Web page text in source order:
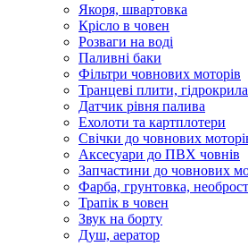
Якоря, швартовка
Крісло в човен
Розваги на воді
Паливні баки
Фільтри човнових моторів
Транцеві плити, гідрокрила
Датчик рівня палива
Ехолоти та картплотери
Cвічки до човнових
Аксесуари до ПВХ човнів
Запчастини до човнових
Фарба, грунтовка,
Трапік в човен
Звук на борту
Душ, аератор